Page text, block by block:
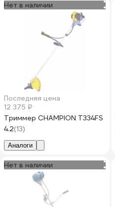
Нет в наличии
Последняя цена
12 375 ₽
Триммер CHAMPION Т334FS
4.2(13)
Аналоги
Нет в наличии